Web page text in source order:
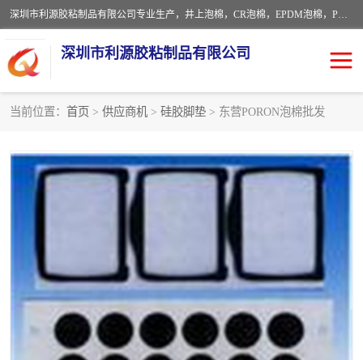
深圳市利源胶粘制品有限公司专业生产，井上泡棉，CR泡棉，EPDM泡棉，PORON泡棉厚度剖切，公差正负0.1mm，硅胶条，脚垫，异形一次成型，雕刻EVA海绵；包装材料:精密仪器、医疗器具、运输时缓冲、防震材料。建筑:住房装潢材料、房屋门窗密封；轻便、强韧性：轻便并且具有较强的韧性，良好的耐油性与耐溶剂性。隔热性：导热性低具有优越的保温性，具有的回弹性。
深圳市利源胶粘制品有限公司
当前位置： 首页 > 供应商机 > 硅胶脚垫 > 东营PORON泡棉批发
PORON泡棉 防火海绵
佛橡胶泡棉